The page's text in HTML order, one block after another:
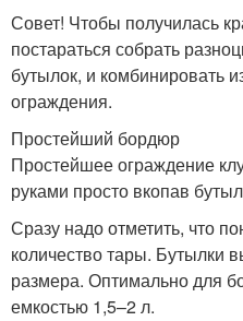
Совет! Чтобы получилась
постараться собрать
бутылок, и комбинировать
ограждения.
Простейший бордюр
Простейшее ограждение
руками просто вкопав
Сразу надо отметить, что
количество тары. Бутылки
размера. Оптимально для
емкостью 1,5–2 л.